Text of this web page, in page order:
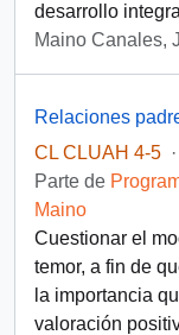
desarrollo
Maino Canales,
Relaciones
CL CLUAH 4-5 ·
Parte de
Maino
Cuestionar el
temor, a fin de
la importancia
valoración